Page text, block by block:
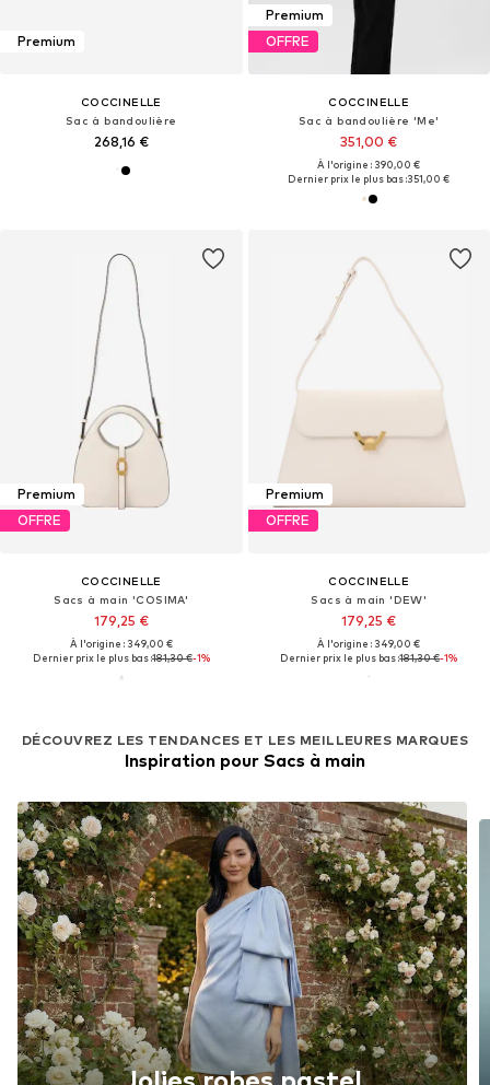
Premium
COCCINELLE
Sac à bandoulière
268,16 €
Premium
OFFRE
COCCINELLE
Sac à bandoulière 'Me'
351,00 €
À l'origine : 390,00 €
Dernier prix le plus bas :351,00 €
Premium
OFFRE
COCCINELLE
Sacs à main 'COSIMA'
179,25 €
À l'origine : 349,00 €
Dernier prix le plus bas :181,30 €-1%
DÉCOUVREZ LES TENDANCES ET LES MEILLEURES MARQUES
Inspiration pour Sacs à main
Premium
OFFRE
COCCINELLE
Sacs à main 'DEW'
179,25 €
À l'origine : 349,00 €
Dernier prix le plus bas :181,30 €-1%